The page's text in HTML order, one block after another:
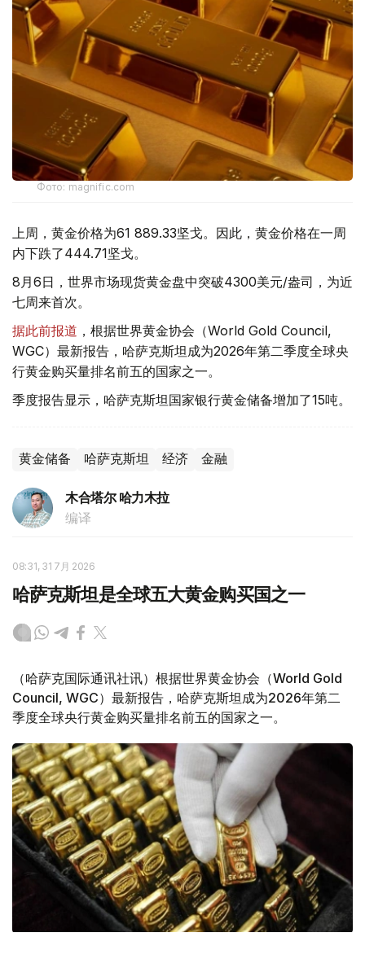
Фото: magnific.com
上周，黄金价格为61 889.33坚戈。因此，黄金价格在一周
内下跌了444.71坚戈。
8月6日，世界市场现货黄金盘中突破4300美元/盎司，为近
七周来首次。
据此前报道 ，根据世界黄金协会（World Gold Council,
WGC）最新报告，哈萨克斯坦成为2026年第二季度全球央
行黄金购买量排名前五的国家之一。
季度报告显示，哈萨克斯坦国家银行黄金储备增加了15吨。
黄金储备 哈萨克斯坦 经济 金融
木合塔尔 哈力木拉
编译
08:31, 31 7月 2026
哈萨克斯坦是全球五大黄金购买国之一
（哈萨克国际通讯社讯）根据世界黄金协会（World Gold
Council, WGC）最新报告，哈萨克斯坦成为2026年第二
季度全球央行黄金购买量排名前五的国家之一。